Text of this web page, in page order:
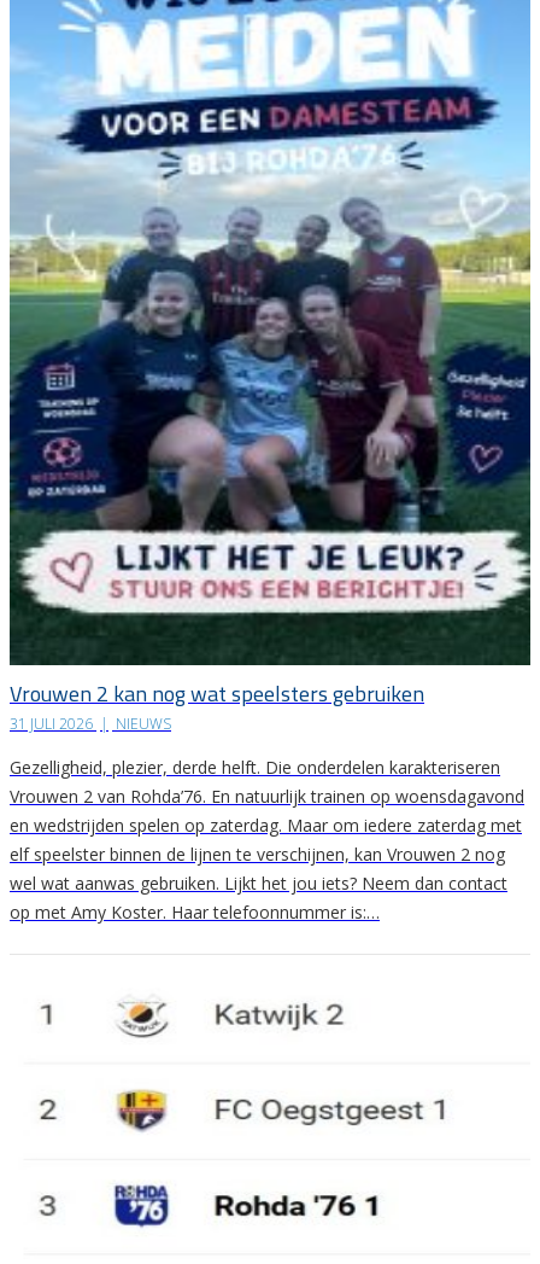
Vrouwen 2 kan nog wat speelsters gebruiken
31 JULI 2026 | NIEUWS
Gezelligheid, plezier, derde helft. Die onderdelen karakteriseren
Vrouwen 2 van Rohda’76. En natuurlijk trainen op woensdagavond
en wedstrijden spelen op zaterdag. Maar om iedere zaterdag met
elf speelster binnen de lijnen te verschijnen, kan Vrouwen 2 nog
wel wat aanwas gebruiken. Lijkt het jou iets? Neem dan contact
op met Amy Koster. Haar telefoonnummer is:…